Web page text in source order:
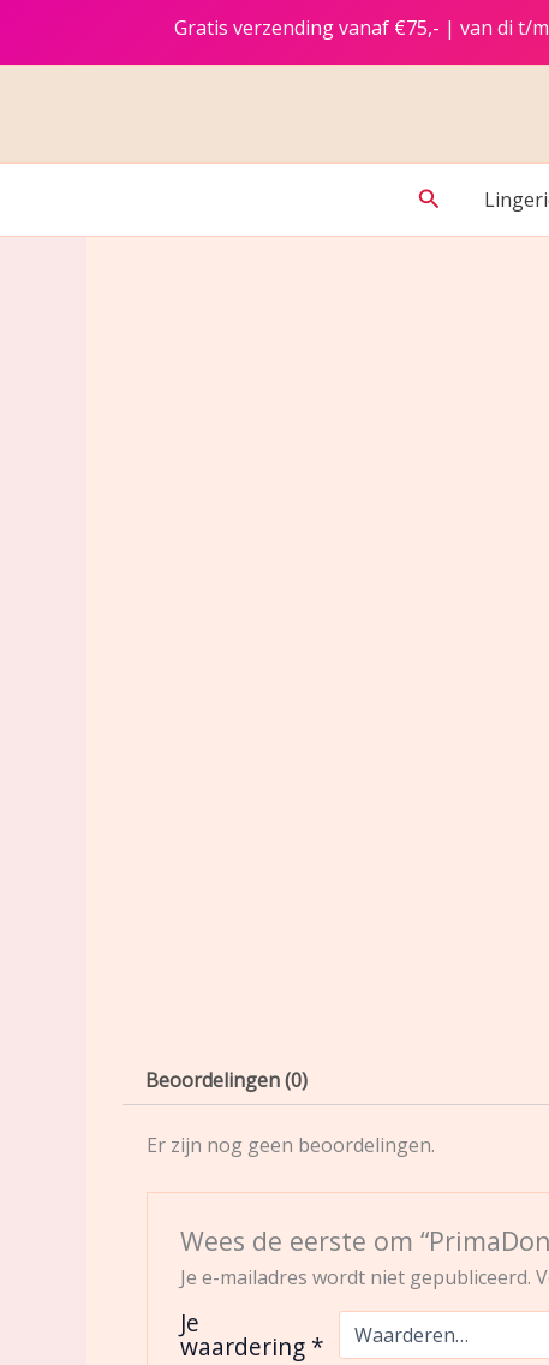
Gratis verzending vanaf €75,- | van di t/
Zoeken
Beoordelingen (0)
Er zijn nog geen beoordelingen.
Wees de eerste om
Je e-mailadres wordt niet gepubliceerd.
Je
waardering *